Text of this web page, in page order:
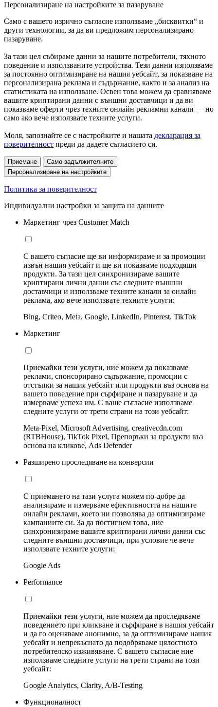
Персонализиране на настройките за пазаруване
Само с вашето изрично съгласие използваме „бисквитки“ и
други технологии, за да ви предложим персонализирано
пазаруване.
За тази цел събираме данни за нашите потребители, тяхното
поведение и използваните устройства. Тези данни използваме
за постоянно оптимизиране на нашия уебсайт, за показване на
персонализирана реклама и съдържание, както и за анализ на
статистиката на използване. Освен това можем да сравняваме
вашите криптирани данни с външни доставчици и да ви
показваме оферти чрез техните онлайн рекламни канали — но
само ако вече използвате техните услуги.
Моля, запознайте се с настройките и нашата декларация за
поверителност преди да дадете съгласието си.
Приемане
Само задължителните
Персонализиране на настройките
Политика за поверителност
Индивидуални настройки за защита на данните
Маркетинг чрез Customer Match
С вашето съгласие ще ви информираме и за промоции
извън нашия уебсайт и ще ви показваме подходящи
продукти. За тази цел синхронизираме вашите
криптирани лични данни със следните външни
доставчици и използваме техните канали за онлайн
реклама, ако вече използвате техните услуги:
Bing, Criteo, Meta, Google, LinkedIn, Pinterest, TikTok
Маркетинг
Приемайки тези услуги, ние можем да показваме
реклами, спонсорирано съдържание, промоции с
отстъпки за нашия уебсайт или продукти въз основа на
вашето поведение при сърфиране и пазаруване и да
измерваме успеха им. С ваше съгласие използваме
следните услуги от трети страни на този уебсайт:
Meta-Pixel, Microsoft Advertising, creativecdn.com
(RTBHouse), TikTok Pixel, Препоръки за продукти въз
основа на кликове, Ads Defender
Разширено проследяване на конверсии
С приемането на тази услуга можем по-добре да
анализираме и измерваме ефективността на нашите
онлайн реклами, което ни позволява да оптимизираме
кампаниите си. За да постигнем това, ние
синхронизираме вашите криптирани лични данни със
следните външни доставчици, при условие че вече
използвате техните услуги:
Google Ads
Performance
Приемайки тези услуги, ние можем да проследяваме
поведението при кликване и сърфиране в нашия уебсайт
и да го оценяваме анонимно, за да оптимизираме нашия
уебсайт и непрекъснато да подобряваме цялостното
потребителско изживяване. С вашето съгласие ние
използваме следните услуги на трети страни на този
уебсайт:
Google Analytics, Clarity, A/B-Testing
Функционалност